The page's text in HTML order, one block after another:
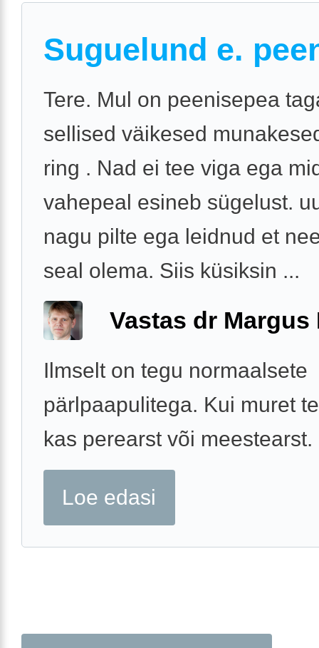
Suguelund e.
Tere. Mul on peenisepea
sellised väikesed
ring . Nad ei tee viga ega
vahepeal esineb sügelust.
nagu pilte ega leidnud et
seal olema. Siis küsiksin ...
Vastas dr Margus
Ilmselt on tegu normaalsete
pärlpaapulitega. Kui muret
kas perearst või meestearst.
Loe edasi